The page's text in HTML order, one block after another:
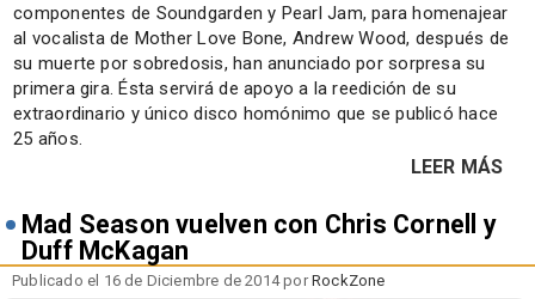
componentes de Soundgarden y Pearl Jam, para homenajear
al vocalista de Mother Love Bone, Andrew Wood, después de
su muerte por sobredosis, han anunciado por sorpresa su
primera gira. Ésta servirá de apoyo a la reedición de su
extraordinario y único disco homónimo que se publicó hace
25 años.
LEER MÁS
Mad Season vuelven con Chris Cornell y
Duff McKagan
Publicado el 16 de Diciembre de 2014 porRockZone